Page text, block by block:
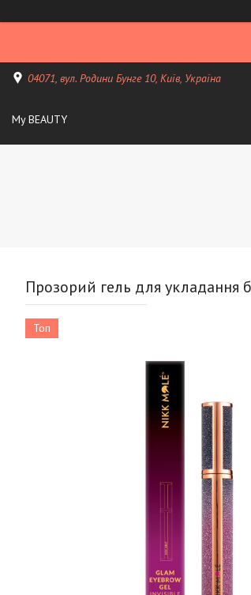
04071, вул. Родини Бунге 10, Київ, Україна
My BEAUTY
Прозорий гель для укладання
Топ